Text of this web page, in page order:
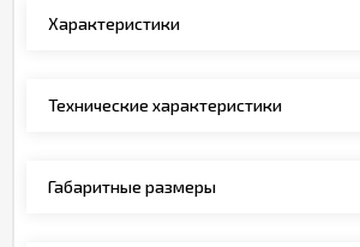
Характеристики
Технические характеристики
Габаритные размеры